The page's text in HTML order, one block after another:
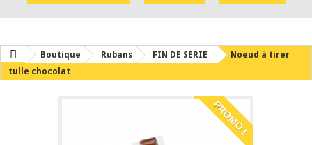
Boutique Rubans FIN DE SERIE
Noeud à tirer
tulle chocolat
PROMO !